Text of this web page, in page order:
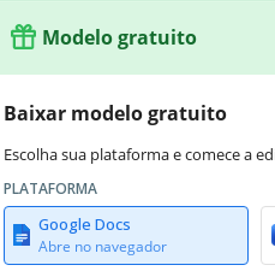
Modelo gratuito
Baixar modelo gratuito
Escolha sua plataforma e comece a
PLATAFORMA
Google Docs
Abre no navegador